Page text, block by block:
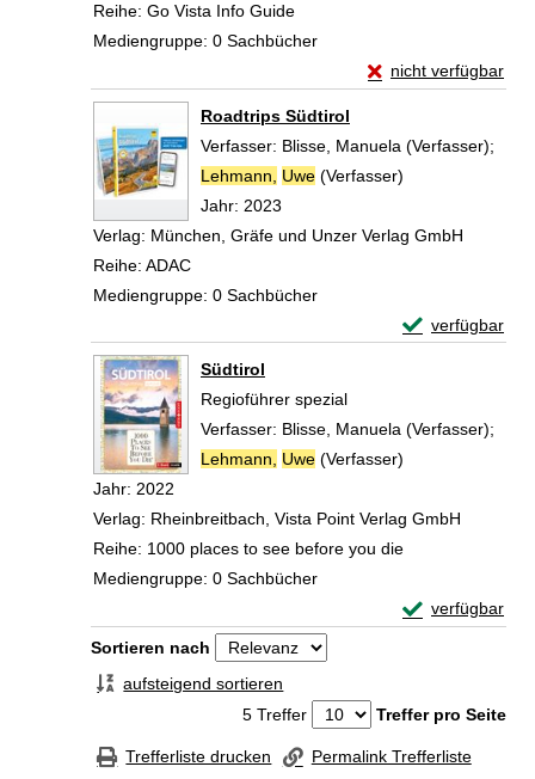
Reihe: Go Vista Info Guide
Mediengruppe: 0 Sachbücher
nicht verfügbar
Exemplar-Details
Roadtrips Südtirol
Verfasser: Blisse, Manuela (Verfasser);
Lehmann,
Uwe (Verfasser)
Jahr: 2023
Verlag: München, Gräfe und Unzer Verlag GmbH
Reihe: ADAC
Mediengruppe: 0 Sachbücher
verfügbar
Exemplar-
Südtirol
Regioführer spezial
Verfasser: Blisse, Manuela (Verfasser);
Lehmann,
Uwe (Verfasser)
Jahr: 2022
Verlag: Rheinbreitbach, Vista Point Verlag GmbH
Reihe: 1000 places to see before you die
Mediengruppe: 0 Sachbücher
verfügbar
Exemplar-
Zu den Suchfiltern springen
Sortieren nach
aufsteigend sortieren
5 Treffer
Treffer pro Seite
Trefferliste drucken
Permalink Trefferliste